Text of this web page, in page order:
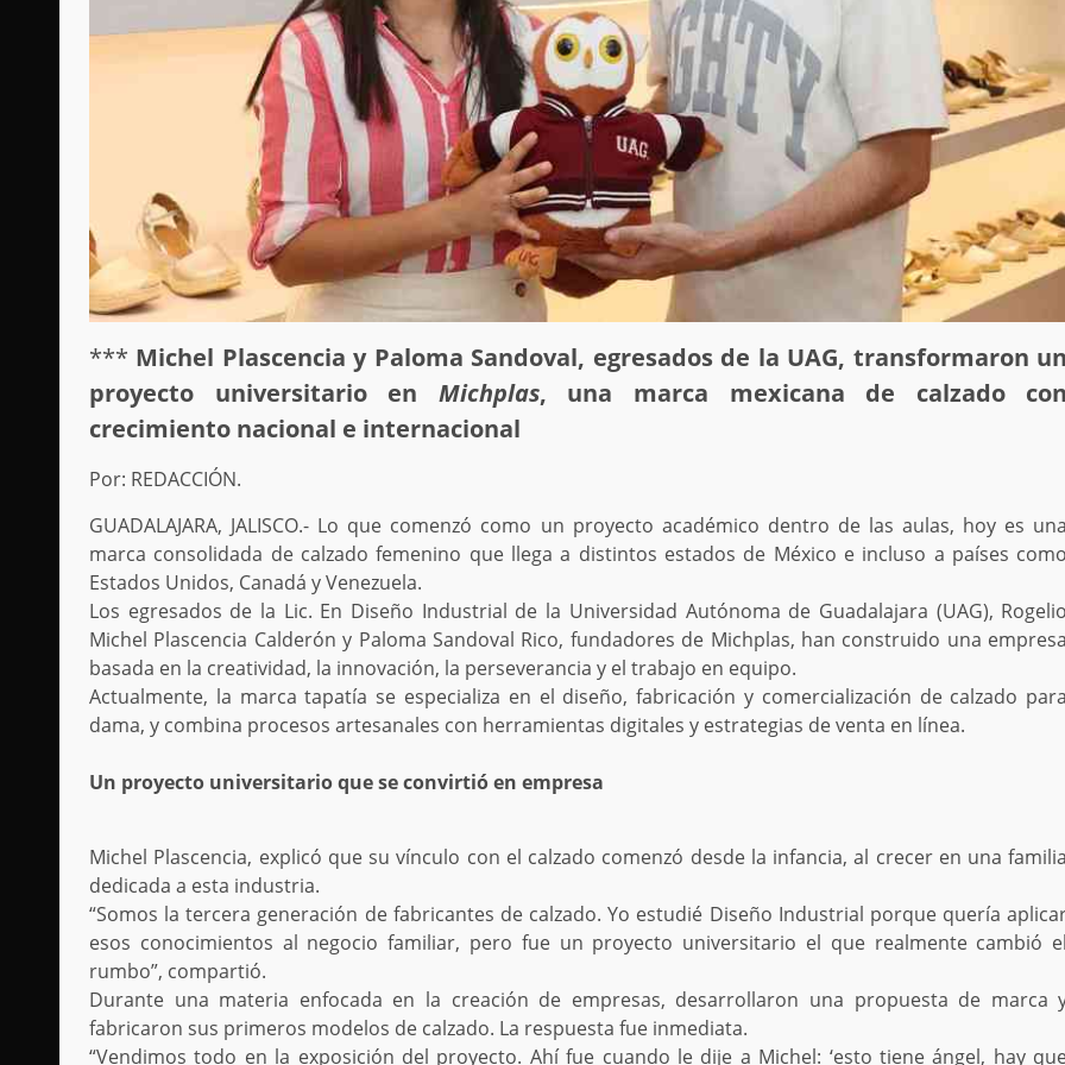
*** Michel Plascencia y Paloma Sandoval, egresados de la UAG, transformaron un
proyecto universitario en Michplas, una marca mexicana de calzado con
crecimiento nacional e internacional
Por: REDACCIÓN.
GUADALAJARA, JALISCO.- Lo que comenzó como un proyecto académico dentro de las aulas, hoy es una
marca consolidada de calzado femenino que llega a distintos estados de México e incluso a países como
Estados Unidos, Canadá y Venezuela.
Los egresados de la Lic. En Diseño Industrial de la Universidad Autónoma de Guadalajara (UAG), Rogelio
Michel Plascencia Calderón y Paloma Sandoval Rico, fundadores de Michplas, han construido una empresa
basada en la creatividad, la innovación, la perseverancia y el trabajo en equipo.
Actualmente, la marca tapatía se especializa en el diseño, fabricación y comercialización de calzado para
dama, y combina procesos artesanales con herramientas digitales y estrategias de venta en línea.
Un proyecto universitario que se convirtió en empresa
Michel Plascencia, explicó que su vínculo con el calzado comenzó desde la infancia, al crecer en una familia
dedicada a esta industria.
“Somos la tercera generación de fabricantes de calzado. Yo estudié Diseño Industrial porque quería
esos conocimientos al negocio familiar, pero fue un proyecto universitario el que realmente cambió el
rumbo”, compartió.
Durante una materia enfocada en la creación de empresas, desarrollaron una propuesta de marca
fabricaron sus primeros modelos de calzado. La respuesta fue inmediata.
“Vendimos todo en la exposición del proyecto. Ahí fue cuando le dije a Michel: ‘esto tiene ángel, hay